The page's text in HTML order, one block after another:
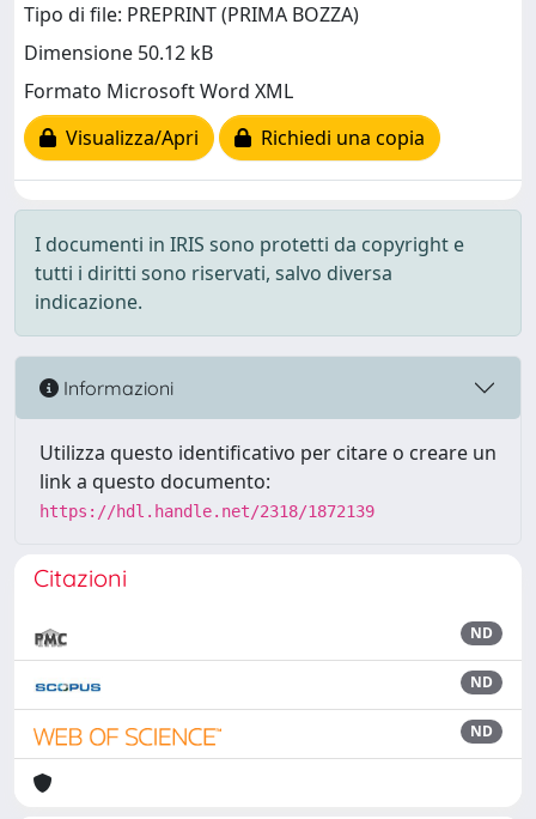
Tipo di file: PREPRINT (PRIMA BOZZA)
Dimensione 50.12 kB
Formato Microsoft Word XML
Visualizza/Apri
Richiedi una copia
I documenti in IRIS sono protetti da copyright e
tutti i diritti sono riservati, salvo diversa
indicazione.
Informazioni
Utilizza questo identificativo per citare o creare un
link a questo documento:
https://hdl.handle.net/2318/1872139
Citazioni
ND
ND
ND